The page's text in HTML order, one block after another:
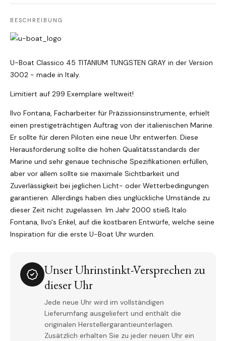
BESCHREIBUNG
U-Boat Classico 45 TITANIUM TUNGSTEN GRAY in der Version
3002 - made in Italy.
Limitiert auf 299 Exemplare weltweit!
Ilvo Fontana, Facharbeiter für Präzissionsinstrumente, erhielt
einen prestigeträchtigen Auftrag von der italienischen Marine.
Er sollte für deren Piloten eine neue Uhr entwerfen. Diese
Herausforderung sollte die hohen Qualitätsstandards der
Marine und sehr genaue technische Spezifikationen erfüllen,
aber vor allem sollte sie maximale Sichtbarkeit und
Zuverlässigkeit bei jeglichen Licht- oder Wetterbedingungen
garantieren. Allerdings haben dies unglückliche Umstände zu
dieser Zeit nicht zugelassen. Im Jahr 2000 stieß Italo
Fontana, Ilvo's Enkel, auf die kostbaren Entwürfe, welche seine
Inspiration für die erste U-Boat Uhr wurden.
Unser Uhrinstinkt-Versprechen zu
dieser Uhr
Jede neue Uhr wird im vollständigen
Lieferumfang ausgeliefert und enthält die
originalen Herstellergarantieunterlagen.
Zusätzlich erhalten Sie zu jeder neuen Uhr ein